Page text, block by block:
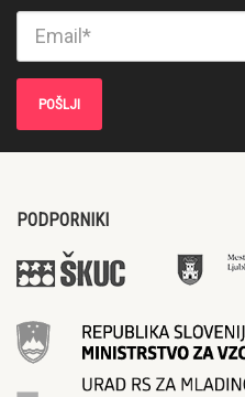
PODPORNIKI